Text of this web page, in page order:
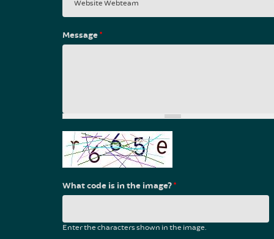
Message*
What code is in the image?*
Enter the characters shown in the image.